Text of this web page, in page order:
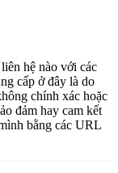
hệ nào với các
cấp ở đây là do
chính xác hoặc
đảm hay cam kết
bằng các URL